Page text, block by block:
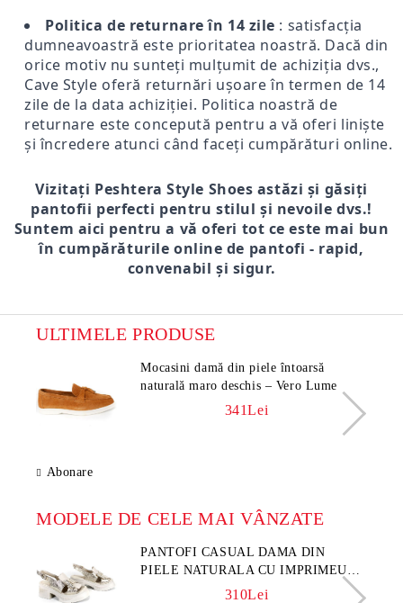
Politica de returnare în 14 zile : satisfacția
dumneavoastră este prioritatea noastră. Dacă din
orice motiv nu sunteți mulțumit de achiziția dvs.,
Cave Style oferă returnări ușoare în termen de 14
zile de la data achiziției. Politica noastră de
returnare este concepută pentru a vă oferi liniște
și încredere atunci când faceți cumpărături online.
Vizitați Peshtera Style Shoes astăzi și găsiți
pantofii perfecti pentru stilul și nevoile dvs.!
Suntem aici pentru a vă oferi tot ce este mai bun
în cumpărăturile online de pantofi - rapid,
convenabil și sigur.
ULTIMELE PRODUSE
Mocasini damă din piele întoarsă
naturală maro deschis – Vero Lume
341Lei
Abonare
MODELE DE CELE MAI VÂNZATE
PANTOFI CASUAL DAMA DIN
PIELE NATURALA CU IMPRIMEU
FLORAL - MODEL LUNA
310Lei